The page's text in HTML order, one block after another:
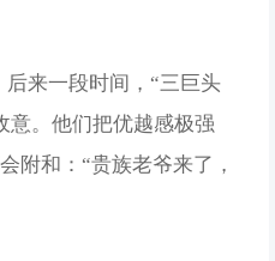
来一段时间，“三巨头
意。他们把优越感极强
附和：“贵族老爷来了，